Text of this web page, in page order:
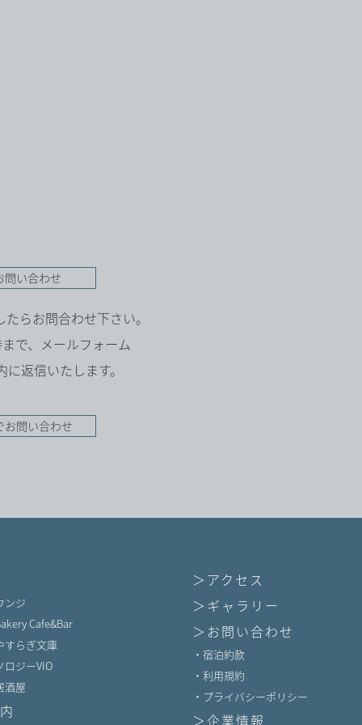
問い合わせ
らお問合わせ下さい。
で、メールフォーム
に返信いたします。
お問い合わせ
ンジ
Cafe&Bar
らぎ文庫
ジーVIO
酒屋
＞アクセス
＞ギャラリー
＞お問い合わせ
・宿泊約款
・利用規約
・プライバシーポリシー
＞企業情報